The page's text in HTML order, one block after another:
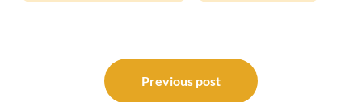
navigation
Previous post